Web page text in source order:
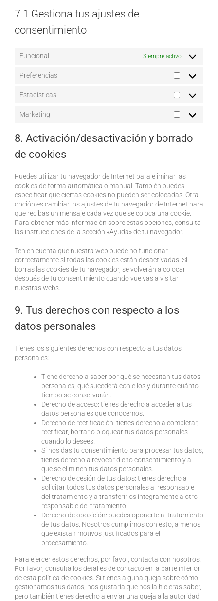
7.1 Gestiona tus ajustes de
consentimiento
Funcional Siempre activo
Preferencias
Estadísticas
Estadísticas
Marketing
Marketing
8. Activación/desactivación y borrado
de cookies
Puedes utilizar tu navegador de Internet para eliminar las
cookies de forma automática o manual. También puedes
especificar que ciertas cookies no pueden ser colocadas. Otra
opción es cambiar los ajustes de tu navegador de Internet para
que recibas un mensaje cada vez que se coloca una cookie.
Para obtener más información sobre estas opciones, consulta
las instrucciones de la sección «Ayuda» de tu navegador.
Ten en cuenta que nuestra web puede no funcionar
correctamente si todas las cookies están desactivadas. Si
borras las cookies de tu navegador, se volverán a colocar
después de tu consentimiento cuando vuelvas a visitar
nuestras webs.
9. Tus derechos con respecto a los
datos personales
Tienes los siguientes derechos con respecto a tus datos
personales:
Tiene derecho a saber por qué se necesitan tus datos
personales, qué sucederá con ellos y durante cuánto
tiempo se conservarán.
Derecho de acceso: tienes derecho a acceder a tus
datos personales que conocemos.
Derecho de rectificación: tienes derecho a completar,
rectificar, borrar o bloquear tus datos personales
cuando lo desees.
Si nos das tu consentimiento para procesar tus datos,
tienes derecho a revocar dicho consentimiento y a
que se eliminen tus datos personales.
Derecho de cesión de tus datos: tienes derecho a
solicitar todos tus datos personales al responsable
del tratamiento y a transferirlos íntegramente a otro
responsable del tratamiento.
Derecho de oposición: puedes oponerte al tratamiento
de tus datos. Nosotros cumplimos con esto, a menos
que existan motivos justificados para el
procesamiento.
Para ejercer estos derechos, por favor, contacta con nosotros.
Por favor, consulta los detalles de contacto en la parte inferior
de esta política de cookies. Si tienes alguna queja sobre cómo
gestionamos tus datos, nos gustaría que nos la hicieras saber,
pero también tienes derecho a enviar una queja a la autoridad